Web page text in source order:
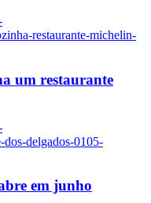
restaurante-michelin-
um restaurante
dos-delgados-0105-
em junho